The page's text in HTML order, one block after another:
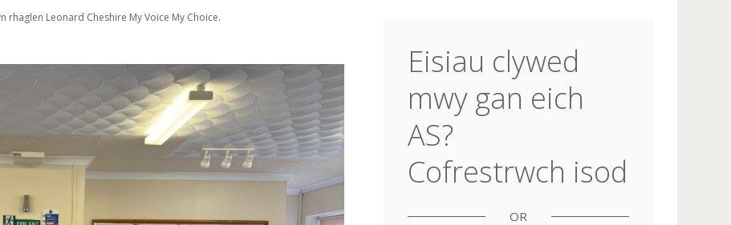
rhaglen Leonard Cheshire My Voice My Choice.
Eisiau clywed
mwy gan eich
AS?
Cofrestrwch isod
OR